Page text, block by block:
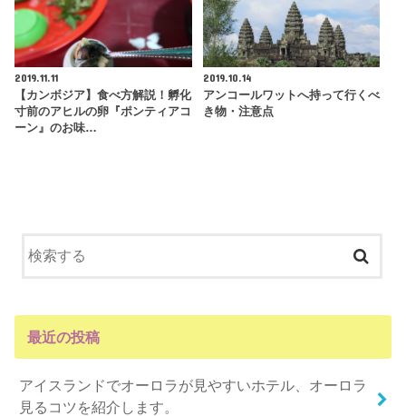
2019.11.11
【カンボジア】食べ方解説！孵化
寸前のアヒルの卵『ポンティアコ
ーン』のお味…
2019.10.14
アンコールワットへ持って行くべ
き物・注意点
最近の投稿
アイスランドでオーロラが見やすいホテル、オーロラ
見るコツを紹介します。